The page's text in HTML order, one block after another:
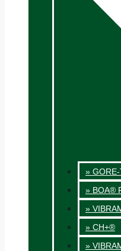
»
» BOA®
»
» CH+®
»